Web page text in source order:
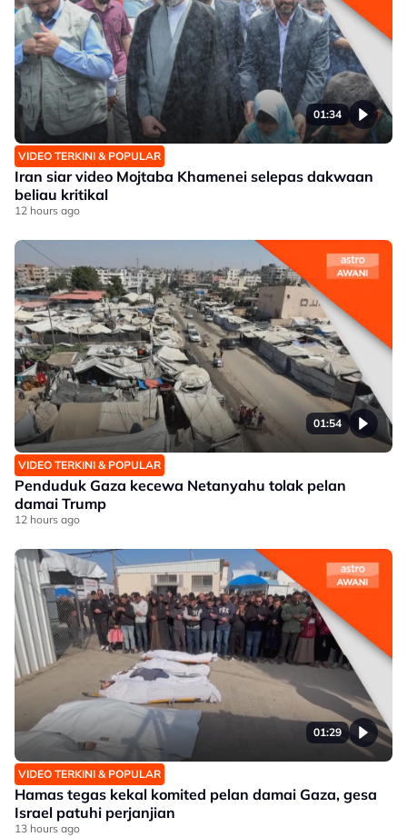
01:34
VIDEO TERKINI & POPULAR
Iran siar video Mojtaba Khamenei selepas dakwaan
beliau kritikal
12 hours ago
01:54
VIDEO TERKINI & POPULAR
Penduduk Gaza kecewa Netanyahu tolak pelan
damai Trump
12 hours ago
01:29
VIDEO TERKINI & POPULAR
Hamas tegas kekal komited pelan damai Gaza, gesa
Israel patuhi perjanjian
13 hours ago